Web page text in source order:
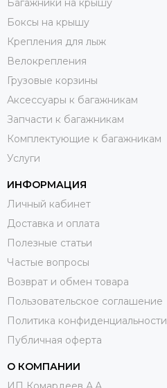
Багажники на крышу
Боксы на крышу
Крепления для лыж
Велокрепления
Грузовые корзины
Аксессуары к багажникам
Запчасти к багажникам
Комплектующие к багажникам
Услуги
ИНФОРМАЦИЯ
Личный кабинет
Доставка и оплата
Полезные статьи
Частые вопросы
Возврат и обмен товара
Пользовательское соглашение
Политика конфиденциальности
Публичная оферта
О КОМПАНИИ